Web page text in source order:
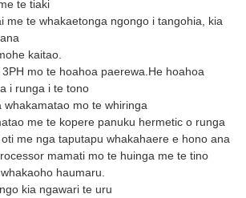
te tiaki
me te whakaetonga ngongo i tangohia, kia
kaitao.
3PH mo te hoahoa paerewa.He hoahoa
i runga i te tono
whakamatao mo te whiringa
me te kopere panuku hermetic o runga
me nga taputapu whakahaere e hono ana
mamati mo te huinga me te tino
haumaru.
kia ngawari te uru